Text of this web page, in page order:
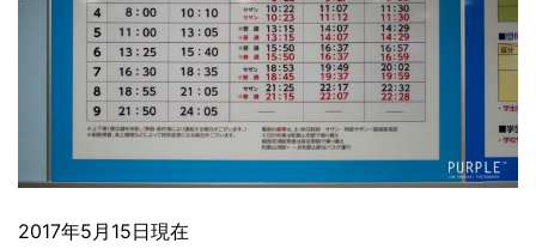
2017年5月15日現在